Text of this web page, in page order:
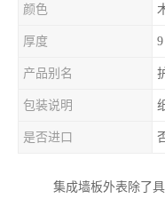
颜色
厚度 9
产品别名
包装说明
是否进口
集成墙板外表除了